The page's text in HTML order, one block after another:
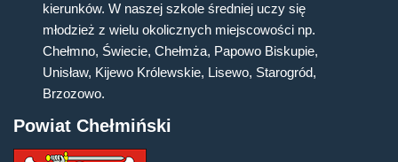
kierunków. W naszej szkole średniej uczy się
młodzież z wielu okolicznych miejscowości np.
Chełmno, Świecie, Chełmża, Papowo Biskupie,
Unisław, Kijewo Królewskie, Lisewo, Starogród,
Brzozowo.
Powiat Chełmiński